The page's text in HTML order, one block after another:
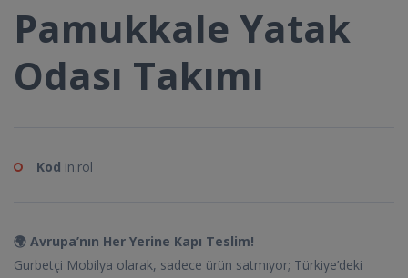
Pamukkale Yatak
Odası Takımı
Kod in.rol
🌍 Avrupa’nın Her Yerine Kapı Teslim!
Gurbetçi Mobilya olarak, sadece ürün satmıyor; Türkiye’deki